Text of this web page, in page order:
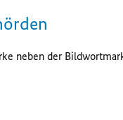
neben der